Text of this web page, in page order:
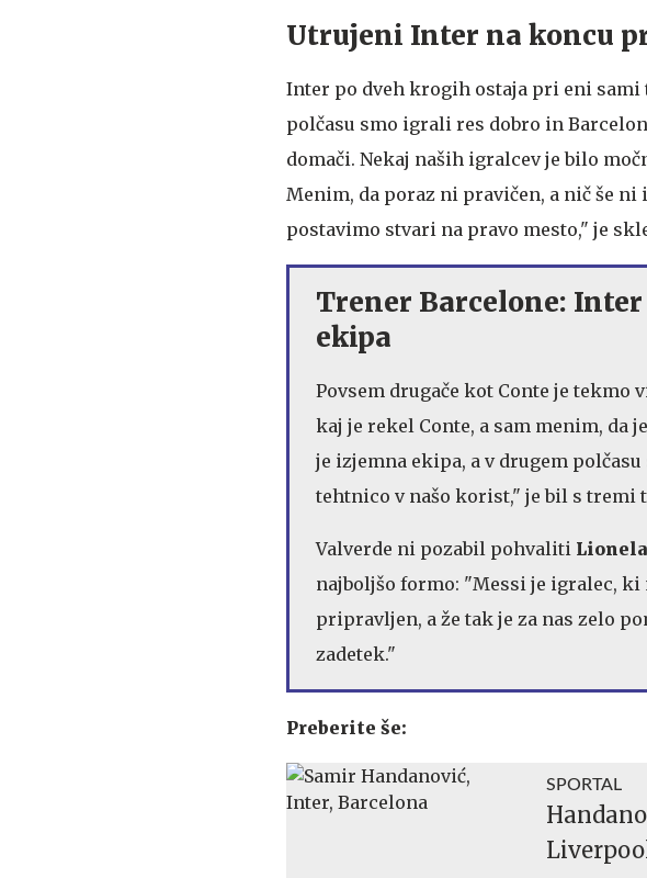
Utrujeni Inter na koncu
Inter po dveh krogih ostaja pri eni sami
polčasu smo igrali res dobro in
domači. Nekaj naših igralcev je bilo
Menim, da poraz ni pravičen, a nič še
postavimo stvari na pravo mesto," je
Trener Barcelone:
ekipa
Povsem drugače kot Conte je tekmo
kaj je rekel Conte, a sam menim, da
je izjemna ekipa, a v drugem
tehtnico v našo korist," je bil s tremi
Valverde ni pozabil pohvaliti
najboljšo formo: "Messi je igralec,
pripravljen, a že tak je za nas zelo
zadetek."
Preberite še:
SPORTAL